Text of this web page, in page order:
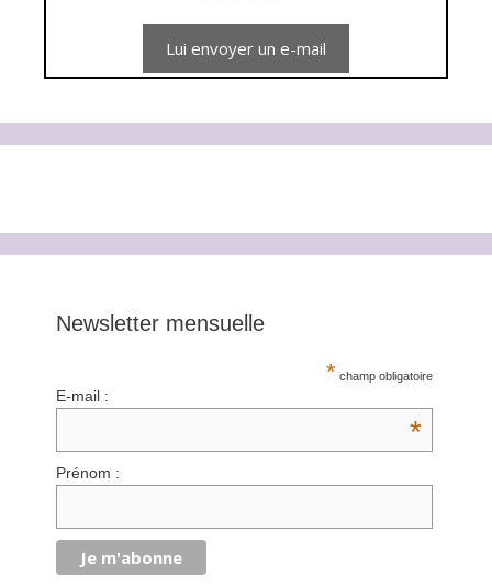
Newsletter mensuelle
* champ obligatoire
E-mail :
*
Prénom :